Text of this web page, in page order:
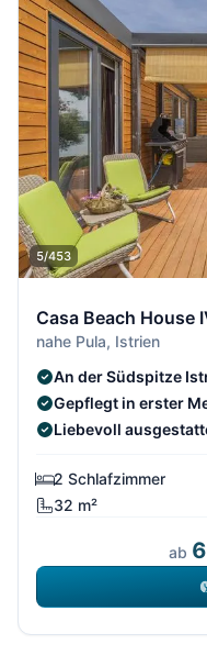
5/453
Casa Beach House
nahe Pula, Istrien
An der Südspitze
Gepflegt in erster
Liebevoll
2 Schlafzimmer
32 m²
ab